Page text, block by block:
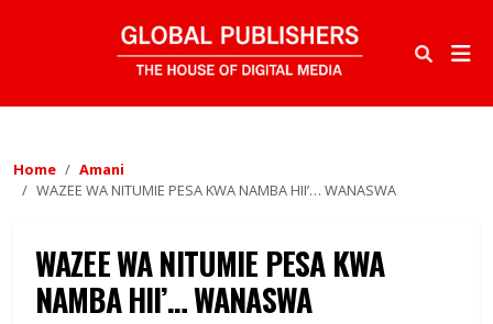
Home
Amani
WAZEE WA NITUMIE PESA KWA NAMBA HII’… WANASWA
WAZEE WA NITUMIE PESA KWA
NAMBA HII’… WANASWA